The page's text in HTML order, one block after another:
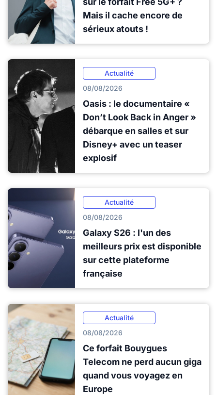
Mais il cache encore de
sérieux atouts !
Actualité
08/08/2026
Oasis : le documentaire «
Don’t Look Back in Anger »
débarque en salles et sur
Disney+ avec un teaser
explosif
Actualité
08/08/2026
Galaxy S26 : l'un des
meilleurs prix est disponible
sur cette plateforme
française
Actualité
08/08/2026
Ce forfait Bouygues
Telecom ne perd aucun giga
quand vous voyagez en
Europe